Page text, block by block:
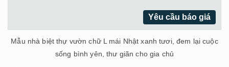
Yêu cầu báo giá
Mẫu nhà biệt thự vườn chữ L mái Nhật xanh tươi, đem lại cuộc
sống bình yên, thư giãn cho gia chủ